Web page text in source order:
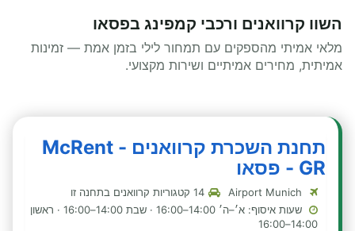
השוו קרוואנים ורכבי קמפינג בפסאו
מלאי אמיתי מהספקים עם תמחור לילי בזמן אמת — זמינות
אמיתית, מחירים אמיתיים ושירות מקצועי.
תחנת השכרת קרוואנים - McRent
GR - פסאו
שעות איסוף: א׳–ה׳ 14:00–16:00 · שבת 14:00–16:00 · ראשון
14:00–16:00